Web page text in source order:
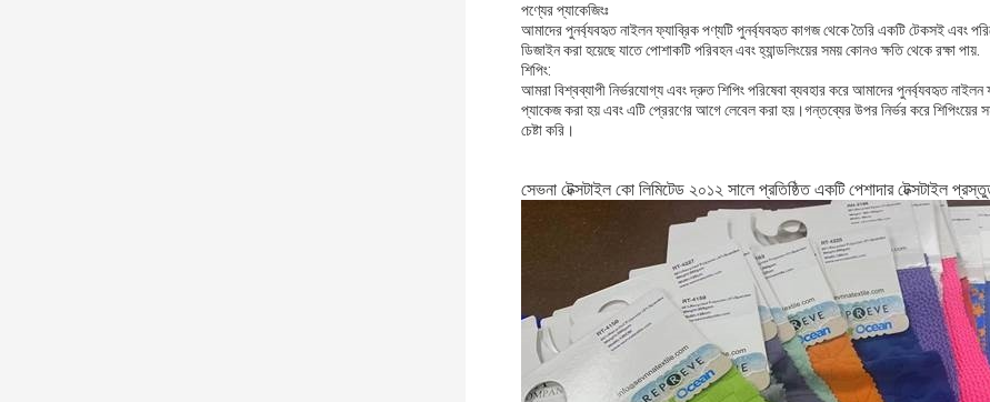
পণ্যের প্যাকেজিংঃ
আমাদের পুনর্ব্যবহৃত নাইলন ফ্যাব্রিক পণ্যটি পুনর্ব্যবহৃত কাগজ থেকে তৈরি একটি টেকসই এবং
ডিজাইন করা হয়েছে যাতে পোশাকটি পরিবহন এবং হ্যান্ডলিংয়ের সময় কোনও ক্ষতি থেকে রক্ষা পায়.
শিপিং:
আমরা বিশ্বব্যাপী নির্ভরযোগ্য এবং দ্রুত শিপিং পরিষেবা ব্যবহার করে আমাদের পুনর্ব্যবহৃত
প্যাকেজ করা হয় এবং এটি প্রেরণের আগে লেবেল করা হয়।গন্তব্যের উপর নির্ভর করে
চেষ্টা করি।
সেভনা টেক্সটাইল কো লিমিটেড ২০১২ সালে প্রতিষ্ঠিত একটি পেশাদার টেক্সটাইল